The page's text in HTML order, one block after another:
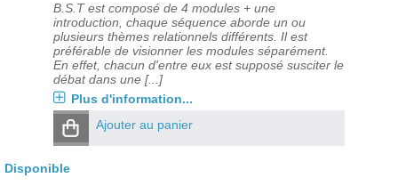
B.S.T est composé de 4 modules + une
introduction, chaque séquence aborde un ou
plusieurs thèmes relationnels différents. Il est
préférable de visionner les modules séparément.
En effet, chacun d'entre eux est supposé susciter le
débat dans une [...]
Plus d'information...
Ajouter au panier
Disponible